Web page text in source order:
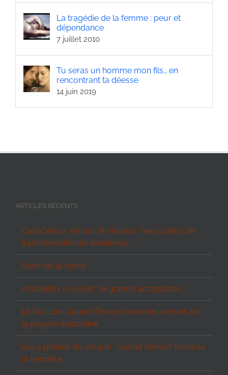
La tragédie de la femme : peur et
dépendance
7 juillet 2010
Tu seras un homme mon fils… en
rencontrant ta déesse
14 juin 2019
ARTICLES RÉCENTS
Conscience, Amour et Vivance : les 3 piliers de
transformation de l’existence
Sortir de la honte
Accueillir ce qui est : la grande acceptation
Le Roi Lion : Quand Disney révèle les secrets de
la psyché masculine
Les 5 phases du couple : Quand l’amour traverse
la tempête